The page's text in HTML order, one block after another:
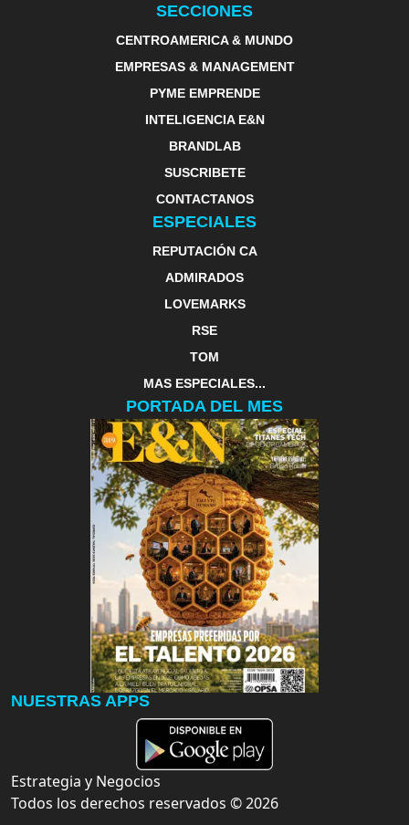
SECCIONES
CENTROAMERICA & MUNDO
EMPRESAS & MANAGEMENT
PYME EMPRENDE
INTELIGENCIA E&N
BRANDLAB
SUSCRIBETE
CONTACTANOS
ESPECIALES
REPUTACIÓN CA
ADMIRADOS
LOVEMARKS
RSE
TOM
MAS ESPECIALES...
PORTADA DEL MES
NUESTRAS APPS
Estrategia y Negocios
Todos los derechos reservados ©2026